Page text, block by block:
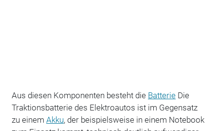
Aus diesen Komponenten besteht die BatterieDie
Traktionsbatterie des Elektroautos ist im Gegensatz
zu einem Akku, der beispielsweise in einem Notebook